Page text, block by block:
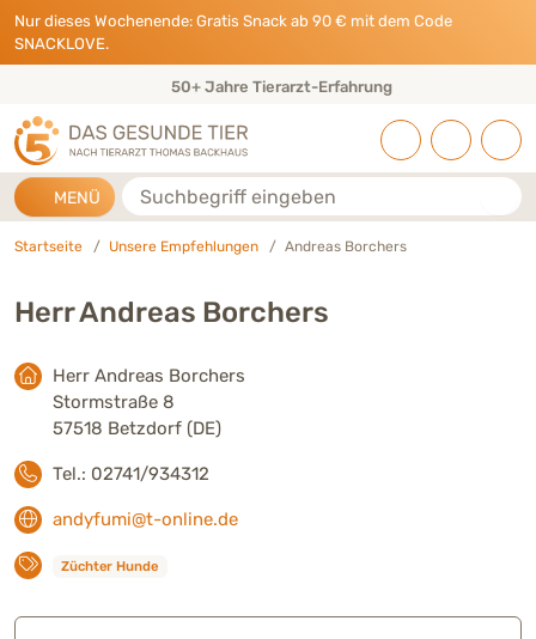
Direkt zu:
INHALT
HAUPTMENÜ
FOOTER
Nur dieses Wochenende: Gratis Snack ab 90 € mit dem Code
SNACKLOVE.
50+ Jahre Tierarzt-Erfahrung
MENÜ Suche
Startseite Unsere Empfehlungen Andreas Borchers
Herr Andreas Borchers
Herr Andreas Borchers
Stormstraße 8
57518 Betzdorf (DE)
Tel.: 02741/934312
andyfumi@t-online.de
Züchter Hunde